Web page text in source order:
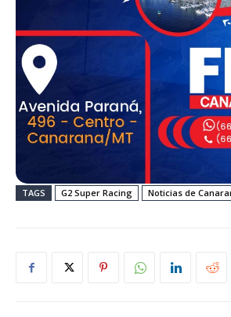
TAGS G2 Super Racing Noticias de